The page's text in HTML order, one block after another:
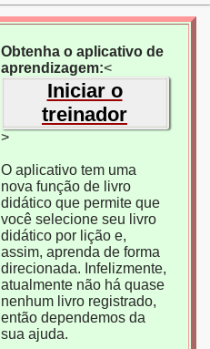
Obtenha o aplicativo de
aprendizagem:<
Iniciar o
treinador
>
O aplicativo tem uma
nova função de livro
didático que permite que
você selecione seu livro
didático por lição e,
assim, aprenda de forma
direcionada. Infelizmente,
atualmente não há quase
nenhum livro registrado,
então dependemos da
sua ajuda.